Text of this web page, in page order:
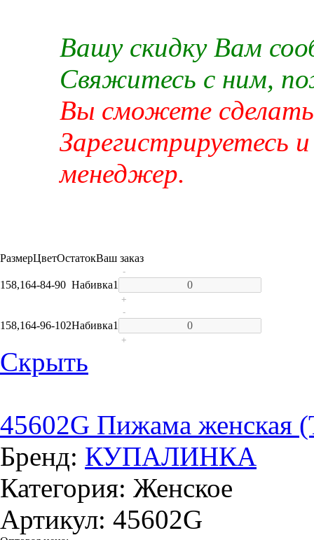
Вашу скидку Вам
Свяжитесь с ним,
Вы сможете сделать
Зарегистрируетесь
менеджер.
РазмерЦветОстатокВаш заказ
158,164-84-90 Набивка1
-
+
158,164-96-102Набивка1
-
+
Скрыть
45602G Пижама женская
Бренд: КУПАЛИНКА
Категория: Женское
Артикул: 45602G